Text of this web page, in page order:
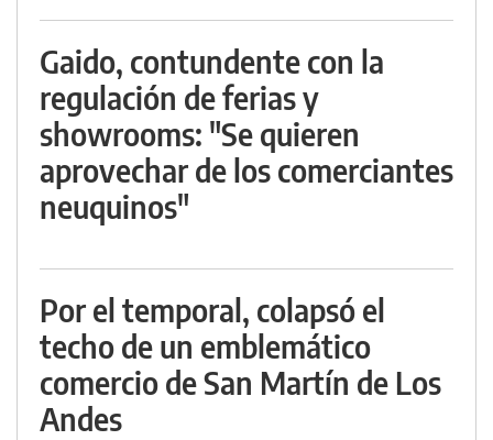
Gaido, contundente con la
regulación de ferias y
showrooms: "Se quieren
aprovechar de los comerciantes
neuquinos"
Por el temporal, colapsó el
techo de un emblemático
comercio de San Martín de Los
Andes